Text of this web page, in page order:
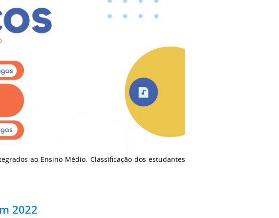
ao Ensino Médio. Classificação dos estudantes
2022